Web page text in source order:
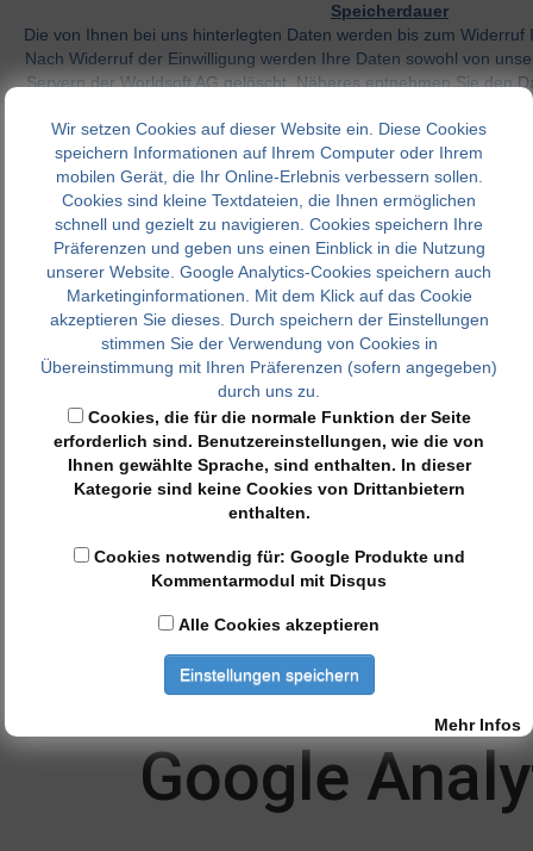
Speicherdauer
Die von Ihnen bei uns hinterlegten Daten werden bis zum Widerruf
Nach Widerruf der Einwilligung werden Ihre Daten sowohl von
Servern der Worldsoft AG gelöscht. Näheres entnehmen Sie den
Newsletterdaten
Mit der Worldsoft Business Suite (WBS) kann u.a. der Versand
analysiert werden kann. Die von Ihnen zum Zwecke des
werden auf den Servern der Worldsoft AG
Wenn Sie den auf der Website angebotenen Newsletter
Ihnen eine E-Mail-Adresse, oder Telefonnummer für SMS,
Überprüfung gestatten, dass Sie der Inhaber der
Telefonnummer sind und mit dem Empfang des Newsletters
werden nicht bzw. nur auf freiwilliger Basis erhoben. Diese Daten
den Versand der angeforderten Informationen und geben diese
Die von Ihnen zum Zwecke des Newsletterbezugs eingegeben
Worldsoft AG gespeichert. Die Verarbeitung der in das
Daten erfolgt ausschließlich auf Grundlage Ihrer Einwilligung
erteilte Einwilligung zur Speicherung der Daten, der E-Mail-
Versand des Newsletters können Sie jederzeit widerrufen,
Newsletter. Die Rechtmäßigkeit der bereits erfolgten
Widerruf unberührt.
Die von Ihnen zum Zwecke des Newsletter-Bezugs bei uns
zu Ihrer Austragung aus dem Newsletter gespeichert und nach
gelöscht. Daten, die zu anderen Zwecken bei uns gespeichert
den Mitgliederbereich) bleiben hiervon
Google
Wir setzen Cookies auf dieser Website ein. Diese Cookies
speichern Informationen auf Ihrem Computer oder Ihrem
mobilen Gerät, die Ihr Online-Erlebnis verbessern sollen.
Cookies sind kleine Textdateien, die Ihnen ermöglichen
schnell und gezielt zu navigieren. Cookies speichern Ihre
Präferenzen und geben uns einen Einblick in die Nutzung
unserer Website. Google Analytics-Cookies speichern auch
Marketinginformationen. Mit dem Klick auf das Cookie
akzeptieren Sie dieses. Durch speichern der Einstellungen
stimmen Sie der Verwendung von Cookies in
Übereinstimmung mit Ihren Präferenzen (sofern angegeben)
durch uns zu.
Cookies, die für die normale Funktion der Seite
erforderlich sind. Benutzereinstellungen, wie die von
Ihnen gewählte Sprache, sind enthalten. In dieser
Kategorie sind keine Cookies von Drittanbietern
enthalten.
Cookies notwendig für: Google Produkte und
Kommentarmodul mit Disqus
Alle Cookies akzeptieren
Einstellungen speichern
Mehr Infos